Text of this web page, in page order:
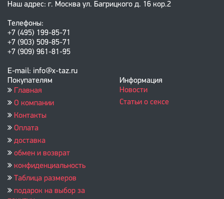
Наш адрес: г. Москва ул. Багрицкого д. 16 кор.2
Телефоны:
+7 (495) 199-85-71
+7 (903) 509-85-71
+7 (909) 961-81-95
E-mail: info@x-taz.ru
Покупателям
Главная
О компании
Контакты
Оплата
доставка
обмен и возврат
конфиденциальность
Таблица размеров
подарок на выбор за
Информация
Новости
Статьи о сексе